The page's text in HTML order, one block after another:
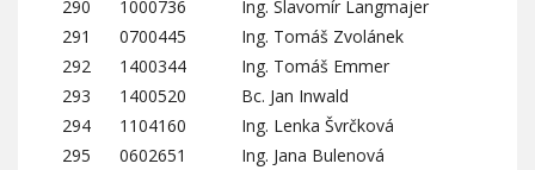
290
1000736
Ing. Slavomír Langmajer
291
0700445
Ing. Tomáš Zvolánek
292
1400344
Ing. Tomáš Emmer
293
1400520
Bc. Jan Inwald
294
1104160
Ing. Lenka Švrčková
295
0602651
Ing. Jana Bulenová